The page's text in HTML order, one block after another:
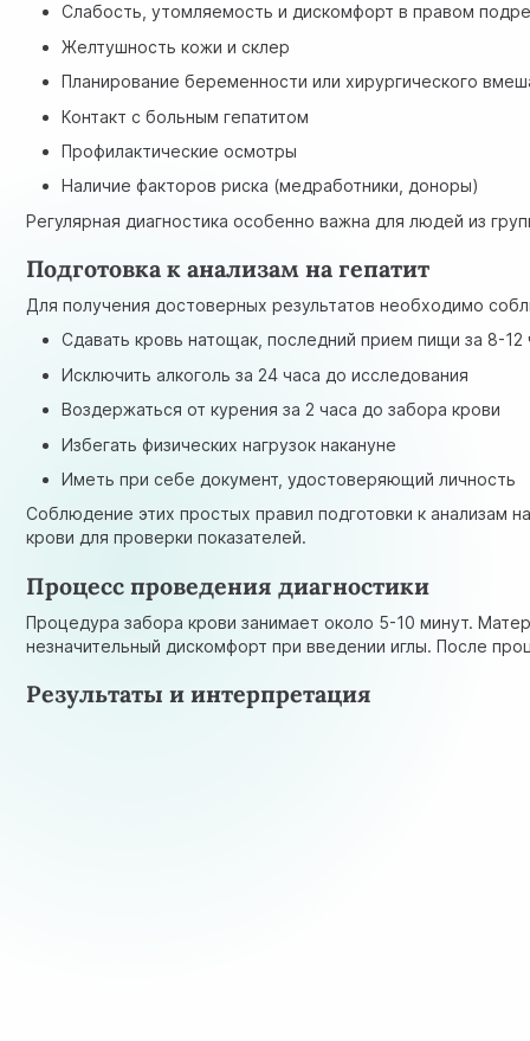
Слабость, утомляемость и дискомфорт в правом
Желтушность кожи и склер
Планирование беременности или хирургического
Контакт с больным гепатитом
Профилактические осмотры
Наличие факторов риска (медработники, доноры)
Регулярная диагностика особенно важна для людей из
Подготовка к анализам на гепатит
Для получения достоверных результатов необходимо
Сдавать кровь натощак, последний прием пищи за 8-12
Исключить алкоголь за 24 часа до исследования
Воздержаться от курения за 2 часа до забора крови
Избегать физических нагрузок накануне
Иметь при себе документ, удостоверяющий личность
Соблюдение этих простых правил подготовки к анализам
крови для проверки показателей.
Процесс проведения диагностики
Процедура забора крови занимает около 5-10 минут.
незначительный дискомфорт при введении иглы. После
Результаты и интерпретация